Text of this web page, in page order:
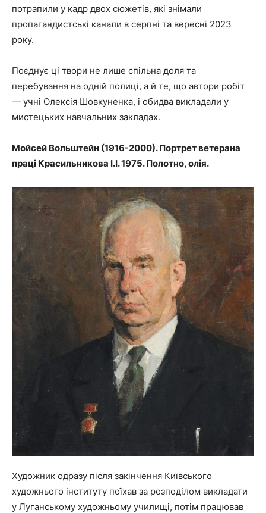
потрапили у кадр двох сюжетів, які знімали
пропагандистські канали в серпні та вересні 2023
року.
Поєднує ці твори не лише спільна доля та
перебування на одній полиці, а й те, що автори робіт
— учні Олексія Шовкуненка, і обидва викладали у
мистецьких навчальних закладах.
Мойсей Вольштейн (1916-2000). Портрет ветерана
праці Красильникова І.І. 1975. Полотно, олія.
Художник одразу після закінчення Київського
художнього інституту поїхав за розподілом викладати
у Луганському художньому училищі, потім працював